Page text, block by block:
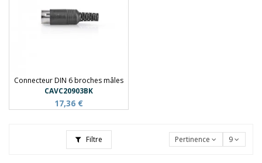
Connecteur DIN 6 broches mâles
CAVC20903BK
17,36 €
Filtre Pertinence 9